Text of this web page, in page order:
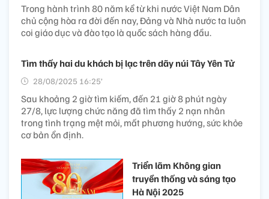
Trong hành trình 80 năm kể từ khi nước Việt Nam Dân
chủ cộng hòa ra đời đến nay, Đảng và Nhà nước ta luôn
coi giáo dục và đào tạo là quốc sách hàng đầu.
Tìm thấy hai du khách bị lạc trên dãy núi Tây Yên Tử
28/08/2025 16:25’
Sau khoảng 2 giờ tìm kiếm, đến 21 giờ 8 phút ngày
27/8, lực lượng chức năng đã tìm thấy 2 nạn nhân
trong tình trạng mệt mỏi, mất phương hướng, sức khỏe
cơ bản ổn định.
Triển lãm Không gian
truyền thống và sáng tạo
Hà Nội 2025